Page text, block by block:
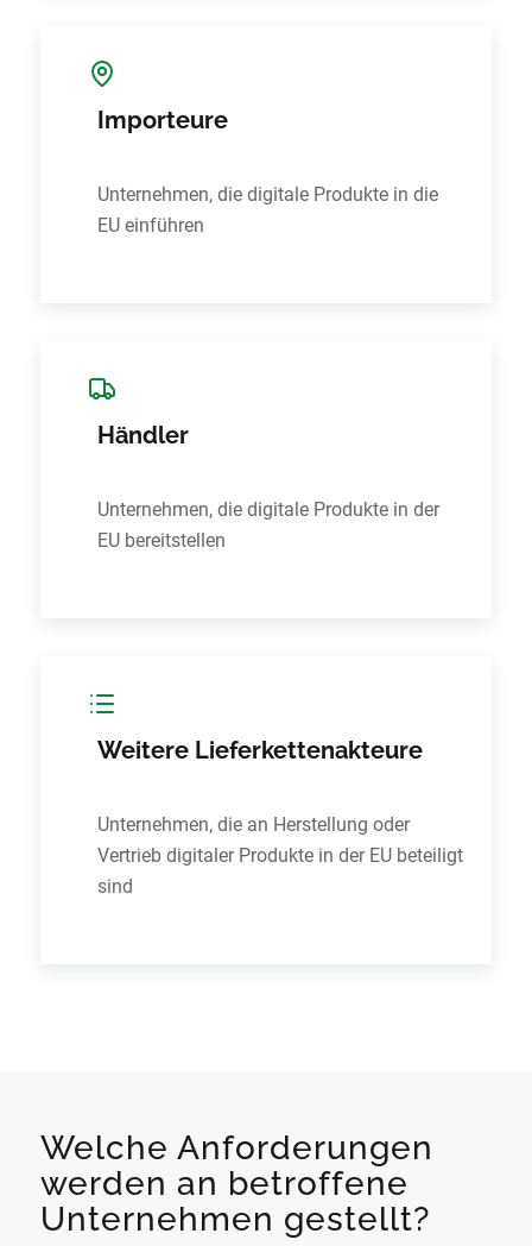
Importeure
Unternehmen, die digitale Produkte in die
EU einführen
Händler
Unternehmen, die digitale Produkte in der
EU bereitstellen
Weitere Lieferkettenakteure
Unternehmen, die an Herstellung oder
Vertrieb digitaler Produkte in der EU beteiligt
sind
Welche Anforderungen
werden an betroffene
Unternehmen gestellt?